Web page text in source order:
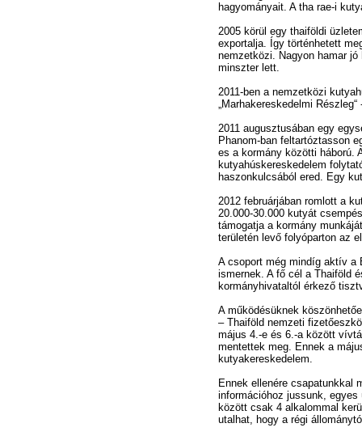
hagyományait. A tha rae-i
2005 körül egy thaiföldi
exportalja. Így történhetett
nemzetközi. Nagyon hamar
minszter lett.
2011-ben a nemzetközi
„Marhakereskedelmi
2011 augusztusában egy
Phanom-ban feltartóztasson
es a kormány közötti háború.
kutyahúskereskedelem
haszonkulcsából ered. Egy
2012 februárjában romlott a
20.000-30.000 kutyát
támogatja a kormány
területén levő folyóparton az
A csoport még mindíg aktív a
ismernek. A fő cél a Thaiföld
kormányhivataltól érkező
A működésüknek
– Thaiföld nemzeti
május 4.-e és 6.-a között
mentettek meg. Ennek a
kutyakereskedelem.
Ennek ellenére csapatunkkal
információhoz jussunk,
között csak 4 alkalommal
utalhat, hogy a régi